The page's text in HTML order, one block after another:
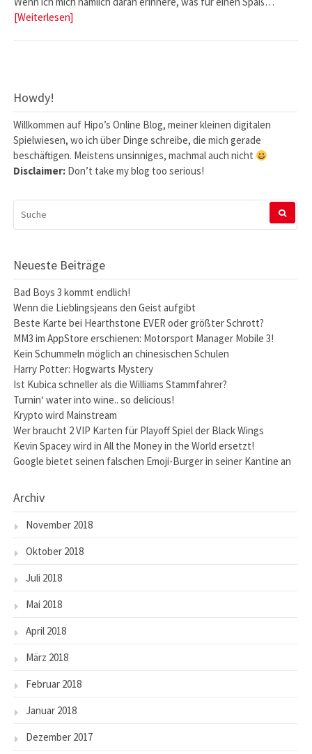
[Weiterlesen]
Howdy!
Willkommen auf Hipo’s Online Blog, meiner kleinen digitalen
Spielwiesen, wo ich über Dinge schreibe, die mich gerade
beschäftigen. Meistens unsinniges, machmal auch nicht
Disclaimer: Don’t take my blog too serious!
NACH:
Neueste Beiträge
Bad Boys 3 kommt endlich!
Wenn die Lieblingsjeans den Geist aufgibt
Beste Karte bei Hearthstone EVER oder größter Schrott?
MM3 im AppStore erschienen: Motorsport Manager Mobile 3!
Kein Schummeln möglich an chinesischen Schulen
Harry Potter: Hogwarts Mystery
Ist Kubica schneller als die Williams Stammfahrer?
Turnin‘ water into wine.. so delicious!
Krypto wird Mainstream
Wer braucht 2 VIP Karten für Playoff Spiel der Black Wings
Kevin Spacey wird in All the Money in the World ersetzt!
Google bietet seinen falschen Emoji-Burger in seiner Kantine an
Archiv
November 2018
Oktober 2018
Juli 2018
Mai 2018
April 2018
März 2018
Februar 2018
Januar 2018
Dezember 2017